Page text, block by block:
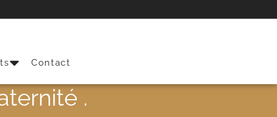
Contact
.